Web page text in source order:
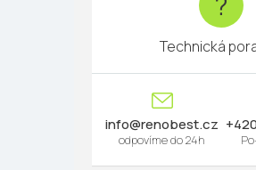
Technická
info@renobest.cz